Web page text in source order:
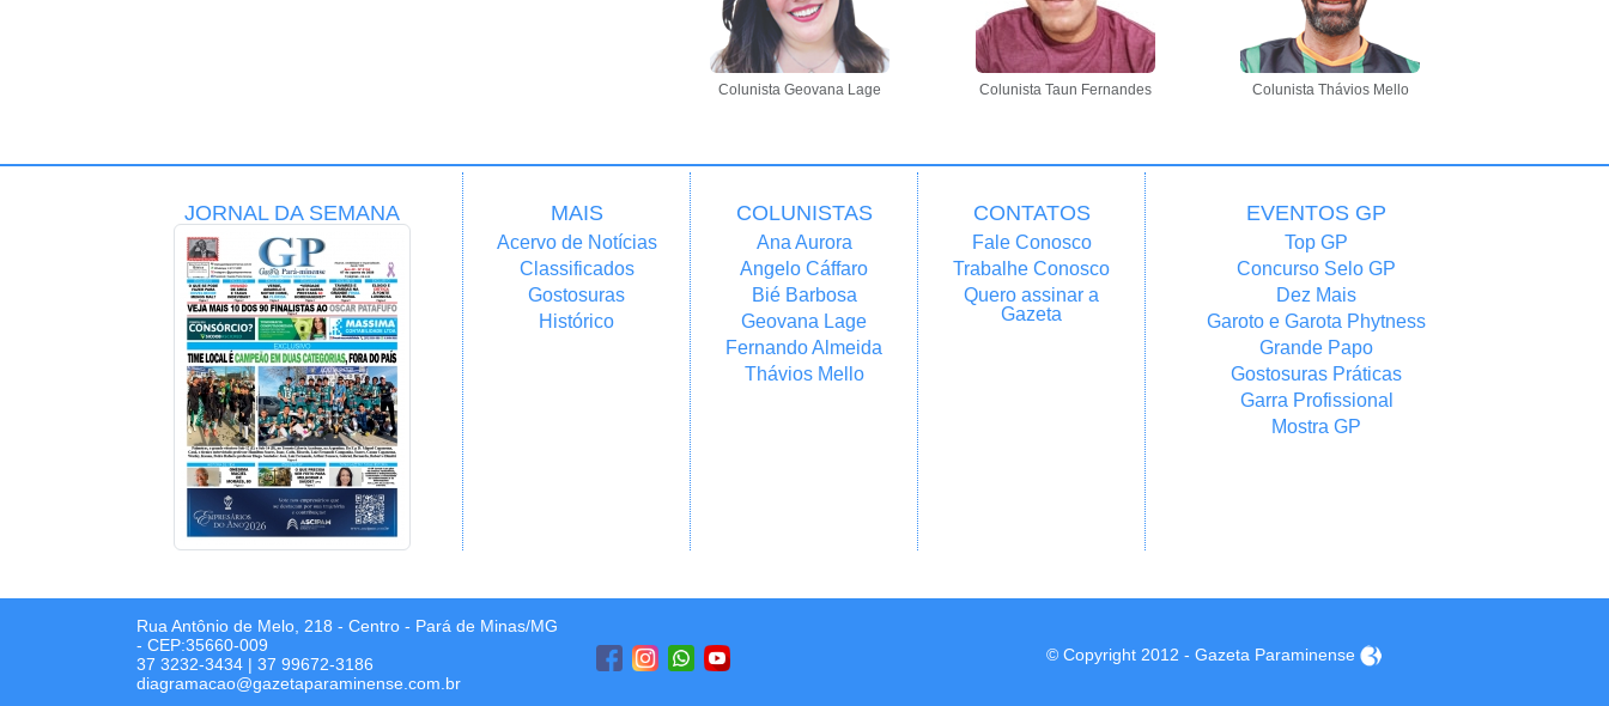
Colunista Geovana Lage Colunista Taun Fernandes Colunista Thávios Mello
JORNAL DA SEMANA MAIS
Acervo de Notícias
Classificados
Gostosuras
Histórico
COLUNISTAS
Ana Aurora
Angelo Cáffaro
Bié Barbosa
Geovana Lage
Fernando Almeida
Thávios Mello
CONTATOS
Fale Conosco
Trabalhe Conosco
Quero assinar a
Gazeta
EVENTOS GP
Top GP
Concurso Selo GP
Dez Mais
Garoto e Garota Phytness
Grande Papo
Gostosuras Práticas
Garra Profissional
Mostra GP
Rua Antônio de Melo, 218 - Centro - Pará de Minas/MG
- CEP:35660-009
37 3232-3434 | 37 99672-3186
diagramacao@gazetaparaminense.com.br
© Copyright 2012 - Gazeta Paraminense